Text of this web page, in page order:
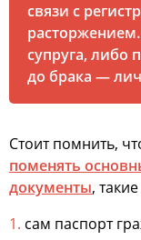
связи с
супруга, либо
до брака —
Стоит помнить,
поменять
документы,
сам паспорт